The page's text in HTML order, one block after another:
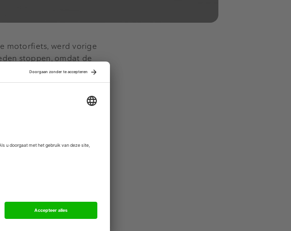
motorfiets, werd vorige
stoppen, omdat de
gevonden. Volgens de
van fatbikes het
en aandeelhouders zijn
Hij denkt overigens niet
"Mijn inschatting
anders kan dit niet uit"
niet gunstig is. De
dat kampt met enorme
omdat ze veel overlast